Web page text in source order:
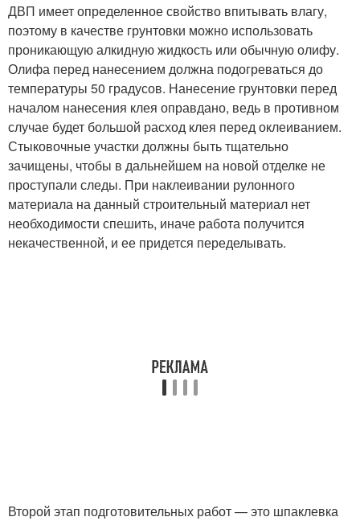
ДВП имеет определенное свойство впитывать влагу,
поэтому в качестве грунтовки можно использовать
проникающую алкидную жидкость или обычную олифу.
Олифа перед нанесением должна подогреваться до
температуры 50 градусов. Нанесение грунтовки перед
началом нанесения клея оправдано, ведь в противном
случае будет большой расход клея перед оклеиванием.
Стыковочные участки должны быть тщательно
зачищены, чтобы в дальнейшем на новой отделке не
проступали следы. При наклеивании рулонного
материала на данный строительный материал нет
необходимости спешить, иначе работа получится
некачественной, и ее придется переделывать.
Второй этап подготовительных работ — это шпаклевка